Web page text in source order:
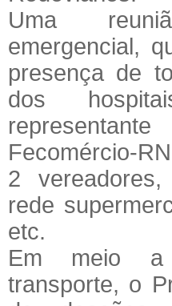
Uma
emergencial,
presença de
dos
Fecomércio-
2
rede
etc.
Em meio a
transporte, o